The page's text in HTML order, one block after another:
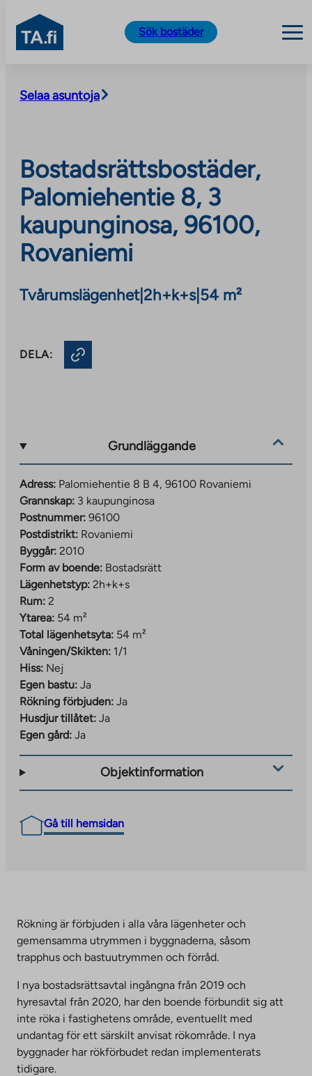
content
TA.fi
Sök bostäder
Selaa asuntoja
Bostadsrättsbostäder,
Palomiehentie 8, 3
kaupunginosa, 96100,
Rovaniemi
Tvårumslägenhet|2h+k+s| 54 m²
DELA:
Grundläggande
Adress: Palomiehentie 8 B 4, 96100 Rovaniemi
Grannskap: 3 kaupunginosa
Postnummer: 96100
Postdistrikt: Rovaniemi
Byggår: 2010
Form av boende: Bostadsrätt
Lägenhetstyp: 2h+k+s
Rum: 2
Ytarea: 54 m²
Total lägenhetsyta: 54 m²
Våningen/Skikten: 1/1
Hiss: Nej
Egen bastu: Ja
Rökning förbjuden: Ja
Husdjur tillåtet: Ja
Egen gård: Ja
Objektinformation
Gå till hemsidan
Rökning är förbjuden i alla våra lägenheter och
gemensamma utrymmen i byggnaderna, såsom
trapphus och bastuutrymmen och förråd.
I nya bostadsrättsavtal ingångna från 2019 och
hyresavtal från 2020, har den boende förbundit sig att
inte röka i fastighetens område, eventuellt med
undantag för ett särskilt anvisat rökområde. I nya
byggnader har rökförbudet redan implementerats
tidigare.